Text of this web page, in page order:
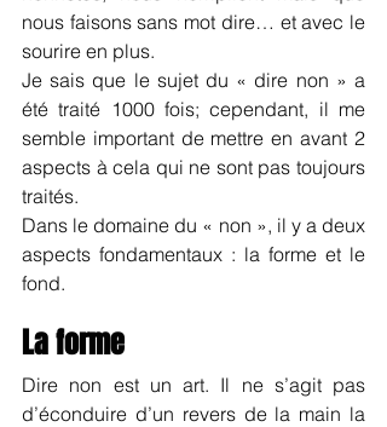
nous faisons sans mot dire… et avec le
sourire en plus.
Je sais que le sujet du « dire non » a
été traité 1000 fois; cependant, il me
semble important de mettre en avant 2
aspects à cela qui ne sont pas toujours
traités.
Dans le domaine du « non », il y a deux
aspects fondamentaux : la forme et le
fond.
La forme
Dire non est un art. Il ne s’agit pas
d’éconduire d’un revers de la main la